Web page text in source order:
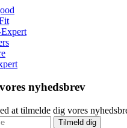
nyhedsbrev
at tilmelde dig vores
Tilmeld dig